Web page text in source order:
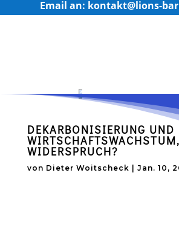
Email an: kontakt@lions-
DEKARBONISIERUNG UND
WIDERSPRUCH?
von Dieter Woitscheck Jan. 10,